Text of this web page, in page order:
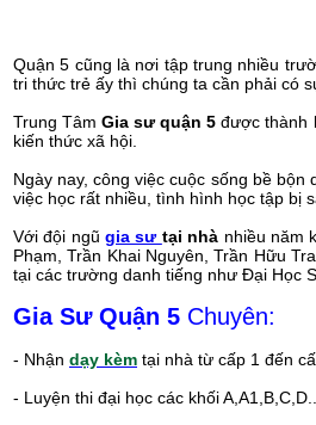
Quận 5 cũng là nơi tập trung nhiều
tri thức trẻ ấy thì chúng ta cần phải có
Trung TâmGia sư quận 5 được thành
kiến thức xã hội.
Ngày nay, công việc cuộc sống bề
việc học rất nhiều, tình hình học tập bị
Với đội ngũgia sư tại nhà nhiều năm
Phạm, Trần Khai Nguyên, Trần Hữu
tại các trường danh tiếng như Đại Học
Gia Sư Quận 5 Chuyên:
- Nhận dạy kèm tại nhà từ cấp 1 đến
- Luyện thi đại học các khối